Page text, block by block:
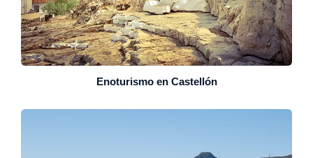
Enoturismo en Castellón